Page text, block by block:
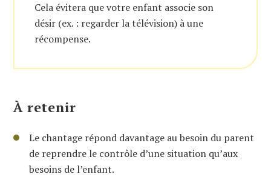
Cela évitera que votre enfant associe son
désir (ex. : regarder la télévision) à une
récompense.
À retenir
Le chantage répond davantage au besoin du parent
de reprendre le contrôle d’une situation qu’aux
besoins de l’enfant.